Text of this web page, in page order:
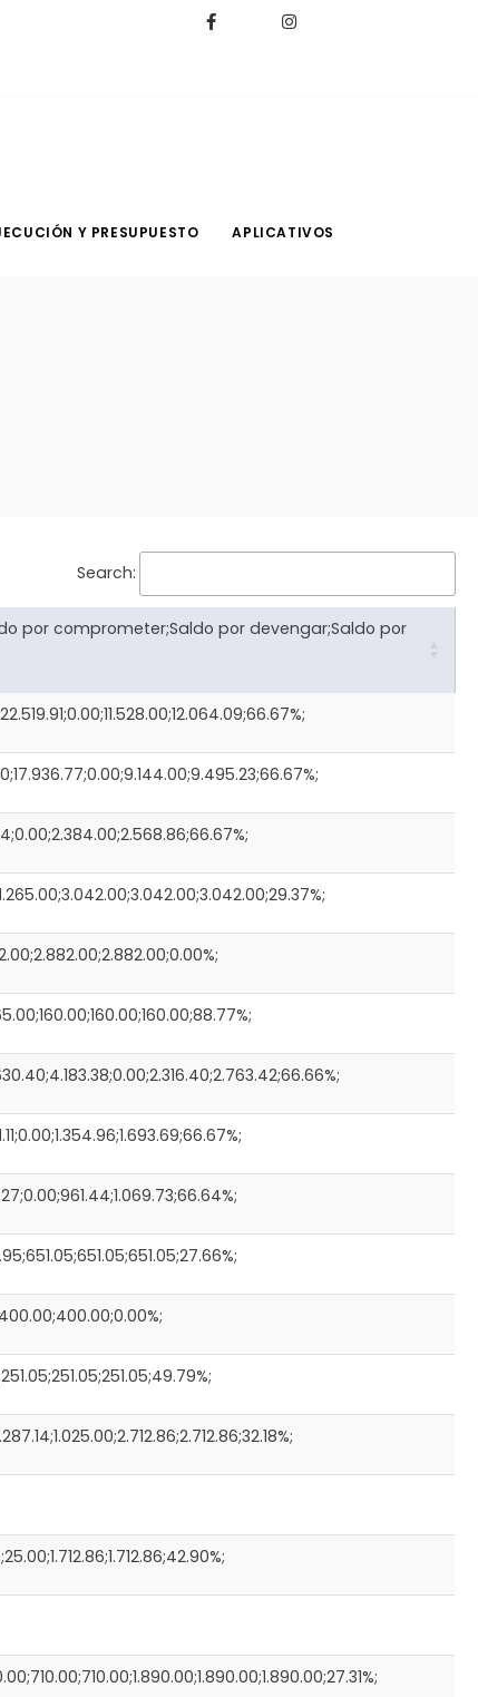
Y PRESUPUESTO APLICATIVOS
Search:
por comprometer;Saldo por devengar;Saldo por